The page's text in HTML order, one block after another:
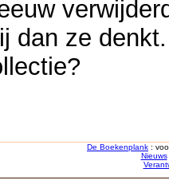
dan ze
De Boekenplank :
Nieuws